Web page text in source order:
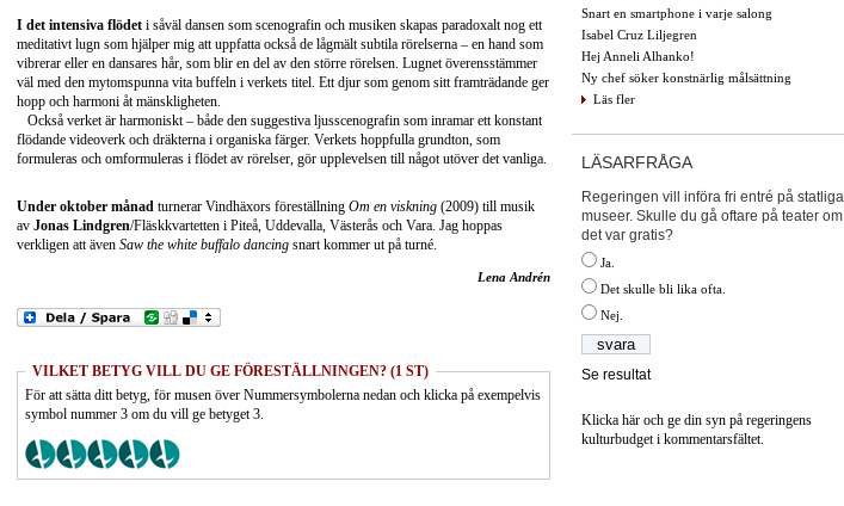
I det intensiva flödet i såväl dansen som scenografin och musiken skapas paradoxalt nog ett
meditativt lugn som hjälper mig att uppfatta också de lågmält subtila rörelserna – en hand som
vibrerar eller en dansares hår, som blir en del av den större rörelsen. Lugnet överensstämmer
väl med den mytomspunna vita buffeln i verkets titel. Ett djur som genom sitt framträdande ger
hopp och harmoni åt mänskligheten.
Också verket är harmoniskt – både den suggestiva ljusscenografin som inramar ett konstant
flödande videoverk och dräkterna i organiska färger. Verkets hoppfulla grundton, som
formuleras och omformuleras i flödet av rörelser, gör upplevelsen till något utöver det vanliga.
Under oktober månad turnerar Vindhäxors föreställning Om en viskning (2009) till musik
av Jonas Lindgren/Fläskkvartetten i Piteå, Uddevalla, Västerås och Vara. Jag hoppas
verkligen att även Saw the white buffalo dancing snart kommer ut på turné.
Lena Andrén
VILKET BETYG VILL DU GE FÖRESTÄLLNINGEN? (1 ST)
För att sätta ditt betyg, för musen över Nummersymbolerna nedan och klicka på exempelvis
symbol nummer 3 om du vill ge betyget 3.
Snart en smartphone i varje salong
Isabel Cruz Liljegren
Hej Anneli Alhanko!
Ny chef söker konstnärlig målsättning
Läs fler
LÄSARFRÅGA
Regeringen vill införa fri entré på statliga
museer. Skulle du gå oftare på teater om
det var gratis?
Ja.
Det skulle bli lika ofta.
Nej.
Se resultat
Klicka här och ge din syn på regeringens
kulturbudget i kommentarsfältet.